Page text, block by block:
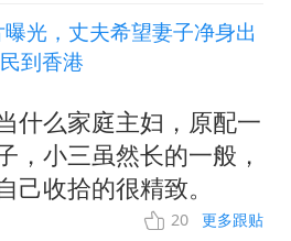
光，丈夫希望妻子净身出
到香港
什么家庭主妇，原配一
，小三虽然长的一般，
己收拾的很精致。
20 更多跟贴